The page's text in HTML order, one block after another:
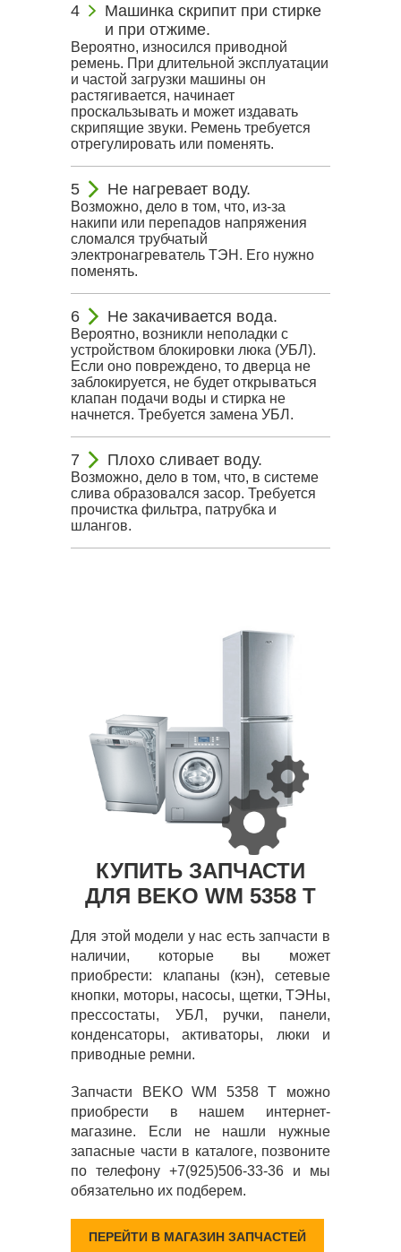
Машинка скрипит при стирке
и при отжиме.
Вероятно, износился приводной
ремень. При длительной эксплуатации
и частой загрузки машины он
растягивается, начинает
проскальзывать и может издавать
скрипящие звуки. Ремень требуется
отрегулировать или поменять.
Не нагревает воду.
Возможно, дело в том, что, из-за
накипи или перепадов напряжения
сломался трубчатый
электронагреватель ТЭН. Его нужно
поменять.
Не закачивается вода.
Вероятно, возникли неполадки с
устройством блокировки люка (УБЛ).
Если оно повреждено, то дверца не
заблокируется, не будет открываться
клапан подачи воды и стирка не
начнется. Требуется замена УБЛ.
Плохо сливает воду.
Возможно, дело в том, что, в системе
слива образовался засор. Требуется
прочистка фильтра, патрубка и
шлангов.
КУПИТЬ ЗАПЧАСТИ
ДЛЯ BEKO WM 5358 T
Для этой модели у нас есть запчасти в
наличии, которые вы может
приобрести: клапаны (кэн), сетевые
кнопки, моторы, насосы, щетки, ТЭНы,
прессостаты, УБЛ, ручки, панели,
конденсаторы, активаторы, люки и
приводные ремни.
Запчасти BEKO WM 5358 T можно
приобрести в нашем интернет-
магазине. Если не нашли нужные
запасные части в каталоге, позвоните
по телефону +7(925)506-33-36 и мы
обязательно их подберем.
ПЕРЕЙТИ В МАГАЗИН ЗАПЧАСТЕЙ